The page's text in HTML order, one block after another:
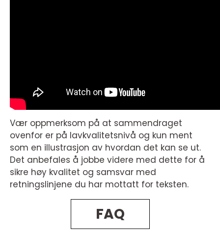
Vær oppmerksom på at sammendraget
ovenfor er på lavkvalitetsnivå og kun ment
som en illustrasjon av hvordan det kan se ut.
Det anbefales å jobbe videre med dette for å
sikre høy kvalitet og samsvar med
retningslinjene du har mottatt for teksten.
FAQ